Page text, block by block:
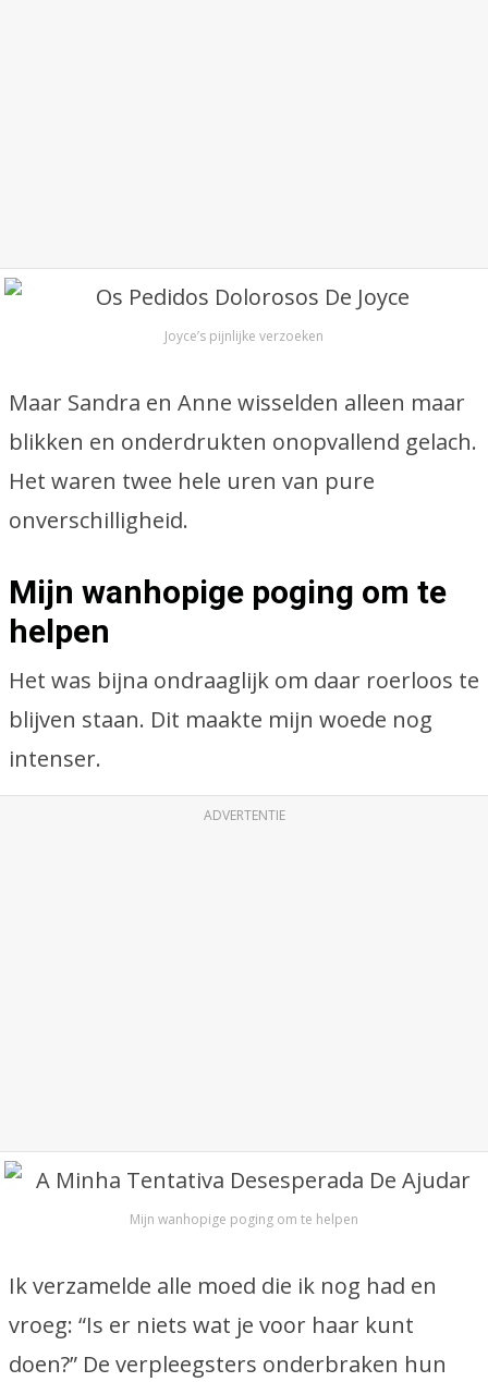
Joyce’s pijnlijke verzoeken
Maar Sandra en Anne wisselden alleen maar
blikken en onderdrukten onopvallend gelach.
Het waren twee hele uren van pure
onverschilligheid.
Mijn wanhopige poging om te
helpen
Het was bijna ondraaglijk om daar roerloos te
blijven staan. Dit maakte mijn woede nog
intenser.
ADVERTENTIE
Mijn wanhopige poging om te helpen
Ik verzamelde alle moed die ik nog had en
vroeg: “Is er niets wat je voor haar kunt
doen?” De verpleegsters onderbraken hun